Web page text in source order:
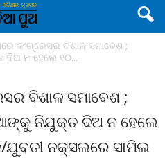
କଂଗ୍ରେସର ବିଶାଳ ସମାବେଶ ;
ନ ହେଲେ ୧୦...
ବିଶାଳ ସମାବେଶ ;
ନିଯୁକ୍ତ ଦିଅ ନ ହେଲେ
ଯୁବତୀ ନକ୍ସଲରେ ସାମିଲ